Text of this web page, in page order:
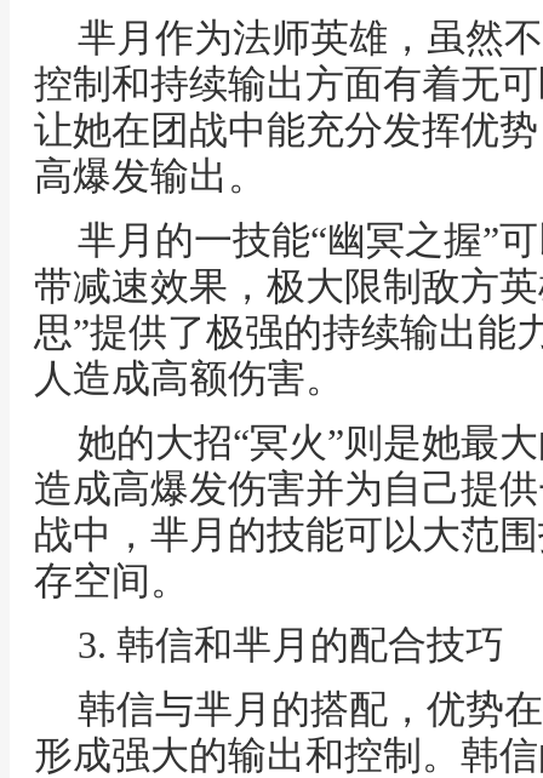
芈月作为法师英雄，虽然
控制和持续输出方面有着无
让她在团战中能充分发挥优
高爆发输出。
芈月的一技能“幽冥之握”
带减速效果，极大限制敌方
思”提供了极强的持续输出能
人造成高额伤害。
她的大招“冥火”则是她最
造成高爆发伤害并为自己提
战中，芈月的技能可以大范
存空间。
3. 韩信和芈月的配合技巧
韩信与芈月的搭配，优势
形成强大的输出和控制。韩